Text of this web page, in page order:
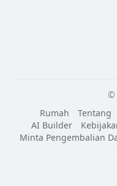
©
Rumah
Tentang
AI Builder
Minta Pengembalian